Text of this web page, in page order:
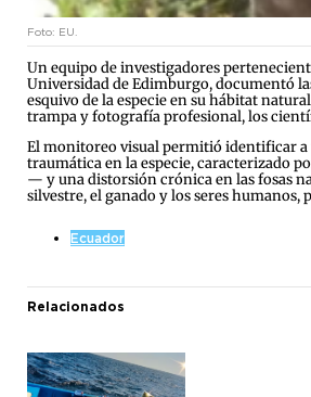
Foto: EU.
Un equipo de investigadores
Universidad de Edimburgo, documentó
esquivo de la especie en su hábitat
trampa y fotografía profesional, los
El monitoreo visual permitió identificar a
traumática en la especie, caracterizado
— y una distorsión crónica en las fosas
silvestre, el ganado y los seres
Ecuador
Relacionados